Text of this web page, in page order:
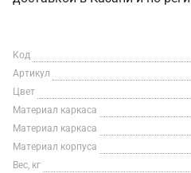
Код
Артикул
Цвет
Материал каркаса
Материал каркаса
Материал корпуса
Вес, кг